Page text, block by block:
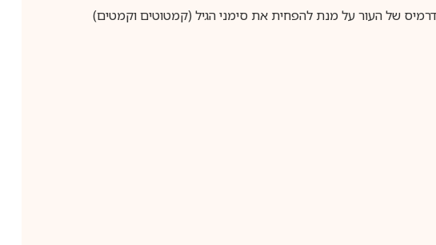
של העור על מנת להפחית את סימני הגיל (קמטוטים וקמטים)